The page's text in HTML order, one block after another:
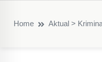
Home Aktual >